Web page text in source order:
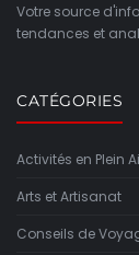
Votre source
tendances et
CATÉGORIES
Activités en Plein
Arts et Artisanat
Conseils de